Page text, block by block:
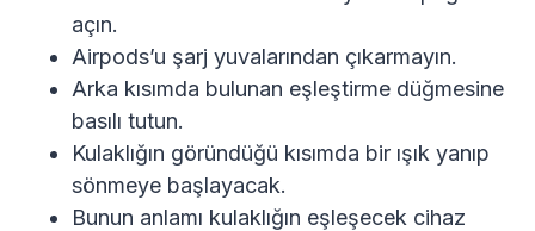
açın.
Airpods’u şarj yuvalarından çıkarmayın.
Arka kısımda bulunan eşleştirme düğmesine
basılı tutun.
Kulaklığın göründüğü kısımda bir ışık yanıp
sönmeye başlayacak.
Bunun anlamı kulaklığın eşleşecek cihaz